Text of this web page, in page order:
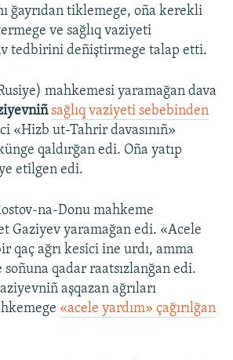
ğayrıdan tiklemege, oña kerekli
ve sağlıq vaziyeti
tedbirini deñiştirmege talap etti.
mahkemesi yaramağan dava
sağlıq vaziyeti sebebinden
«Hizb ut-Tahrir davasınıñ»
qaldırğan edi. Oña yatıp
etilgen edi.
na-Donu mahkeme
Gaziyev yaramağan edi. «Acele
qaç ağrı kesici ine urdı, amma
qadar raatsızlanğan edi.
aşqazan ağrıları
«acele yardım» çağırılğan